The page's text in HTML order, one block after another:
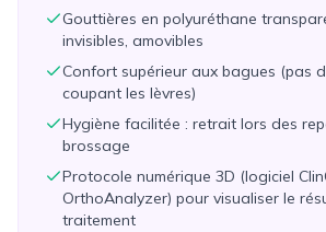
Gouttières en polyuréthane
invisibles, amovibles
Confort supérieur aux bagues (pas
coupant les lèvres)
Hygiène facilitée : retrait lors des
brossage
Protocole numérique 3D (logiciel
OrthoAnalyzer) pour visualiser le
traitement